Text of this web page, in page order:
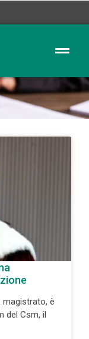
magistrato, è
del Csm, il